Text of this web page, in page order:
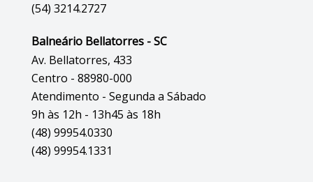
(54) 3214.2727
Balneário Bellatorres - SC
Av. Bellatorres, 433
Centro - 88980-000
Atendimento - Segunda a Sábado
9h às 12h - 13h45 às 18h
(48) 99954.0330
(48) 99954.1331